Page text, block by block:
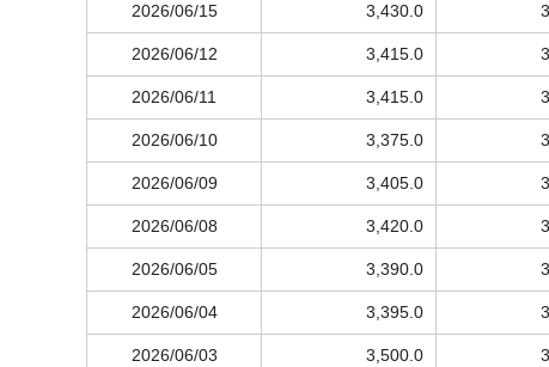
2026/06/15 3,430.0
2026/06/12 3,415.0
2026/06/11 3,415.0
2026/06/10 3,375.0
2026/06/09 3,405.0
2026/06/08 3,420.0
2026/06/05 3,390.0
2026/06/04 3,395.0
2026/06/03 3,500.0